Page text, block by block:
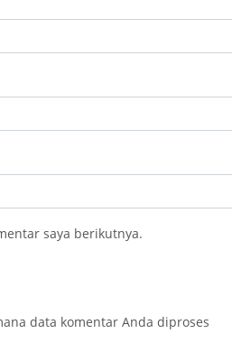
saya berikutnya.
data komentar Anda diproses